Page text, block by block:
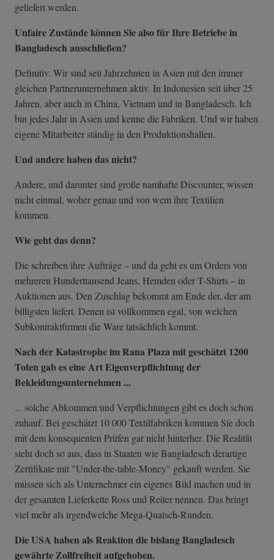
geliefert werden.
Unfaire Zustände können Sie also für Ihre Betriebe in
Bangladesch ausschließen?
Definitiv. Wir sind seit Jahrzehnten in Asien mit den immer
gleichen Partnerunternehmen aktiv. In Indonesien seit über 25
Jahren, aber auch in China, Vietnam und in Bangladesch. Ich
bin jedes Jahr in Asien und kenne die Fabriken. Und wir haben
eigene Mitarbeiter ständig in den Produktionshallen.
Und andere haben das nicht?
Andere, und darunter sind große namhafte Discounter, wissen
nicht einmal, woher genau und von wem ihre Textilien
kommen.
Wie geht das denn?
Die schreiben ihre Aufträge – und da geht es um Orders von
mehreren Hunderttausend Jeans, Hemden oder T-Shirts – in
Auktionen aus. Den Zuschlag bekommt am Ende der, der am
billigsten liefert. Denen ist vollkommen egal, von welchen
Subkontraktfirmen die Ware tatsächlich kommt.
Nach der Katastrophe im Rana Plaza mit geschätzt 1200
Toten gab es eine Art Eigenverpflichtung der
Bekleidungsunternehmen ...
... solche Abkommen und Verpflichtungen gibt es doch schon
zuhauf. Bei geschätzt 10 000 Textilfabriken kommen Sie doch
mit dem konsequenten Prüfen gar nicht hinterher. Die Realität
sieht doch so aus, dass in Staaten wie Bangladesch derartige
Zertifikate mit "Under-the-table-Money" gekauft werden. Sie
müssen sich als Unternehmer ein eigenes Bild machen und in
der gesamten Lieferkette Ross und Reiter nennen. Das bringt
viel mehr als irgendwelche Mega-Quatsch-Runden.
Die USA haben als Reaktion die bislang Bangladesch
gewährte Zollfreiheit aufgehoben.